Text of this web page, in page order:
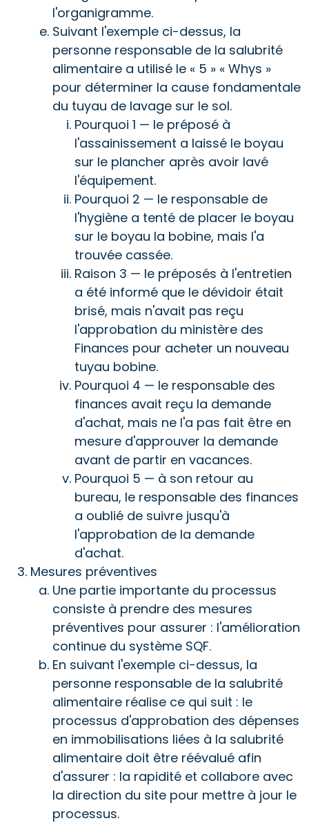
l'organigramme.
Suivant l'exemple ci-dessus, la
personne responsable de la salubrité
alimentaire a utilisé le « 5 » « Whys »
pour déterminer la cause fondamentale
du tuyau de lavage sur le sol.
Pourquoi 1 — le préposé à
l'assainissement a laissé le boyau
sur le plancher après avoir lavé
l'équipement.
Pourquoi 2 — le responsable de
l'hygiène a tenté de placer le boyau
sur le boyau la bobine, mais l'a
trouvée cassée.
Raison 3 — le préposés à l'entretien
a été informé que le dévidoir était
brisé, mais n'avait pas reçu
l'approbation du ministère des
Finances pour acheter un nouveau
tuyau bobine.
Pourquoi 4 — le responsable des
finances avait reçu la demande
d'achat, mais ne l'a pas fait être en
mesure d'approuver la demande
avant de partir en vacances.
Pourquoi 5 — à son retour au
bureau, le responsable des finances
a oublié de suivre jusqu'à
l'approbation de la demande
d'achat.
Mesures préventives
Une partie importante du processus
consiste à prendre des mesures
préventives pour assurer : l'amélioration
continue du système SQF.
En suivant l'exemple ci-dessus, la
personne responsable de la salubrité
alimentaire réalise ce qui suit : le
processus d'approbation des dépenses
en immobilisations liées à la salubrité
alimentaire doit être réévalué afin
d'assurer : la rapidité et collabore avec
la direction du site pour mettre à jour le
processus.